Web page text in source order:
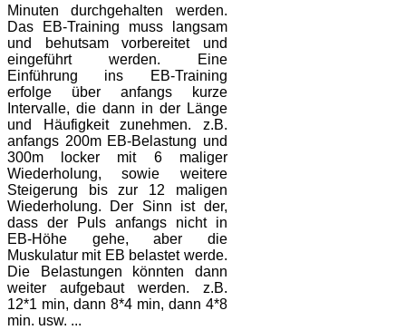
Minuten durchgehalten werden.
Das EB-Training muss langsam
und behutsam vorbereitet und
eingeführt werden. Eine
Einführung ins EB-Training
erfolge über anfangs kurze
Intervalle, die dann in der Länge
und Häufigkeit zunehmen. z.B.
anfangs 200m EB-Belastung und
300m locker mit 6 maliger
Wiederholung, sowie weitere
Steigerung bis zur 12 maligen
Wiederholung. Der Sinn ist der,
dass der Puls anfangs nicht in
EB-Höhe gehe, aber die
Muskulatur mit EB belastet werde.
Die Belastungen könnten dann
weiter aufgebaut werden. z.B.
12*1 min, dann 8*4 min, dann 4*8
min. usw. ...